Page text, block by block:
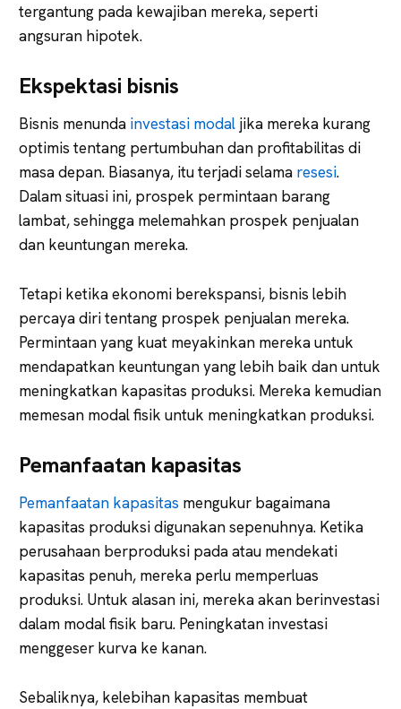
tergantung pada kewajiban mereka, seperti
angsuran hipotek.
Ekspektasi bisnis
Bisnis menunda investasi modal jika mereka kurang
optimis tentang pertumbuhan dan profitabilitas di
masa depan. Biasanya, itu terjadi selama resesi.
Dalam situasi ini, prospek permintaan barang
lambat, sehingga melemahkan prospek penjualan
dan keuntungan mereka.
Tetapi ketika ekonomi berekspansi, bisnis lebih
percaya diri tentang prospek penjualan mereka.
Permintaan yang kuat meyakinkan mereka untuk
mendapatkan keuntungan yang lebih baik dan untuk
meningkatkan kapasitas produksi. Mereka kemudian
memesan modal fisik untuk meningkatkan produksi.
Pemanfaatan kapasitas
Pemanfaatan kapasitas mengukur bagaimana
kapasitas produksi digunakan sepenuhnya. Ketika
perusahaan berproduksi pada atau mendekati
kapasitas penuh, mereka perlu memperluas
produksi. Untuk alasan ini, mereka akan berinvestasi
dalam modal fisik baru. Peningkatan investasi
menggeser kurva ke kanan.
Sebaliknya, kelebihan kapasitas membuat